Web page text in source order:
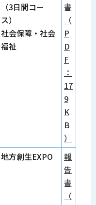
（3日間コー
ス）
社会保障・社会
福祉
書
（
P
D
F
：
17
9
K
B
）
地方創生EXPO
報
告
書
（